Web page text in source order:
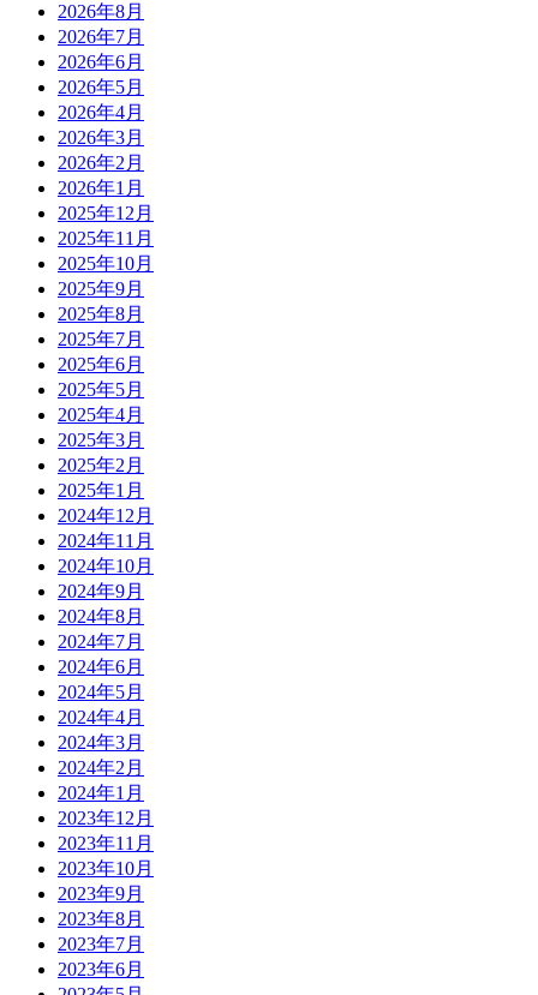
2026年8月
2026年7月
2026年6月
2026年5月
2026年4月
2026年3月
2026年2月
2026年1月
2025年12月
2025年11月
2025年10月
2025年9月
2025年8月
2025年7月
2025年6月
2025年5月
2025年4月
2025年3月
2025年2月
2025年1月
2024年12月
2024年11月
2024年10月
2024年9月
2024年8月
2024年7月
2024年6月
2024年5月
2024年4月
2024年3月
2024年2月
2024年1月
2023年12月
2023年11月
2023年10月
2023年9月
2023年8月
2023年7月
2023年6月